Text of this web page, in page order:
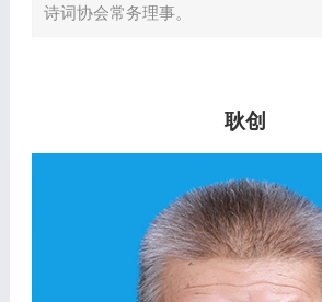
诗词协会常务理事。
耿创